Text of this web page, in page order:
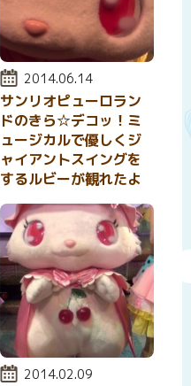
投稿日:
2014.06.14
サンリオピューロラン
ドのきら☆デコッ！ミ
ュージカルで優しくジ
ャイアントスイングを
するルビーが観れたよ
投稿日:
2014.02.09